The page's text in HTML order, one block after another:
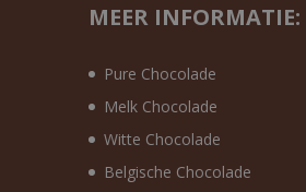
MEER INFORMATIE:
Pure Chocolade
Melk Chocolade
Witte Chocolade
Belgische Chocolade